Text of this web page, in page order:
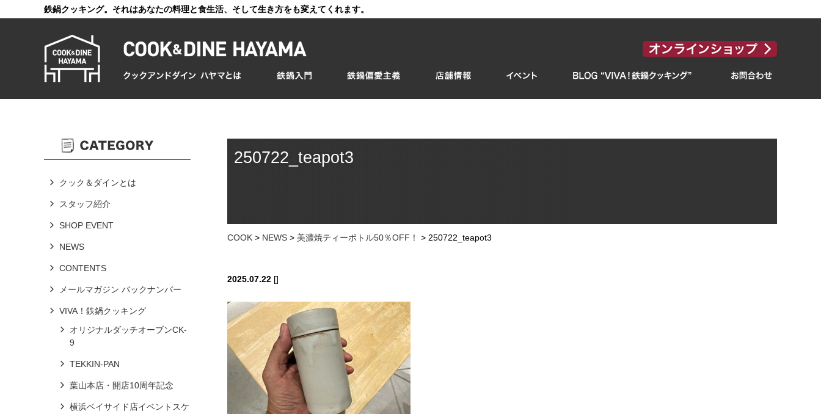
鉄鍋クッキング。それはあなたの料理と食生活、そして生き方をも変えてくれます。
250722_teapot3
COOK > NEWS > 美濃焼ティーボトル50％OFF！ > 250722_teapot3
2025.07.22 []
クック＆ダインとは
スタッフ紹介
SHOP EVENT
NEWS
CONTENTS
メールマガジン バックナンバー
VIVA！鉄鍋クッキング
オリジナルダッチオーブンCK-
9
TEKKIN-PAN
葉山本店・開店10周年記念
横浜ベイサイド店イベントスケ